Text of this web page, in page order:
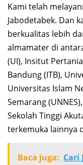
Kami telah
Jabodetabek. Dan
berkualitas lebih
almamater di
(UI), Insitut
Bandung (ITB),
Universitas Islam
Semarang
Sekolah Tinggi
terkemuka lainnya
Baca juga: Cari